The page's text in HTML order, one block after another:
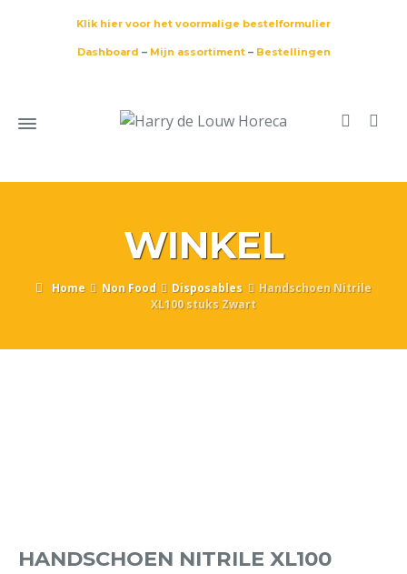
Klik hier voor het voormalige bestelformulier
Dashboard – Mijn assortiment– Bestellingen
WINKEL
Home Non Food Disposables
Handschoen Nitrile
XL100 stuks Zwart
HANDSCHOEN NITRILE XL100